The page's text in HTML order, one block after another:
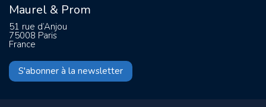
Maurel & Prom
51 rue d’Anjou
75008 Paris
France
S'abonner à la newsletter